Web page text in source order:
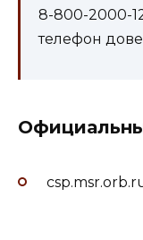
8-800-2000-
телефон